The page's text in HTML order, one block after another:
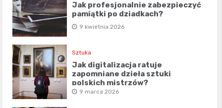
Jak profesjonalnie zabezpieczyć
pamiątki po dziadkach?
9 kwietnia 2026
Sztuka
Jak digitalizacja ratuje
zapomniane dzieła sztuki
polskich mistrzów?
9 marca 2026